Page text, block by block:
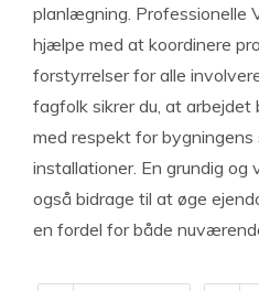
planlægning. Professionelle
hjælpe med at koordinere
forstyrrelser for alle
fagfolk sikrer du, at
med respekt for
installationer. En grundig
også bidrage til at øge
en fordel for både